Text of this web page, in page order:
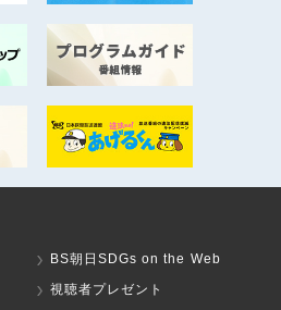
BS朝日SDGs on the Web
視聴者プレゼント